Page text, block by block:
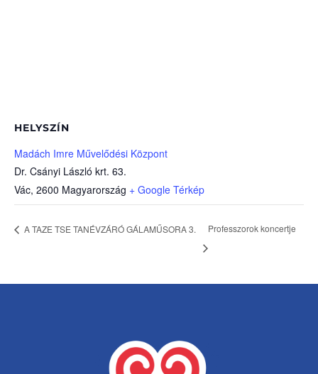
HELYSZÍN
Madách Imre Művelődési Központ
Dr. Csányi László krt. 63.
Vác, 2600 Magyarország + Google Térkép
A TAZE TSE TANÉVZÁRÓ GÁLAMŰSORA 3. Professzorok koncertje